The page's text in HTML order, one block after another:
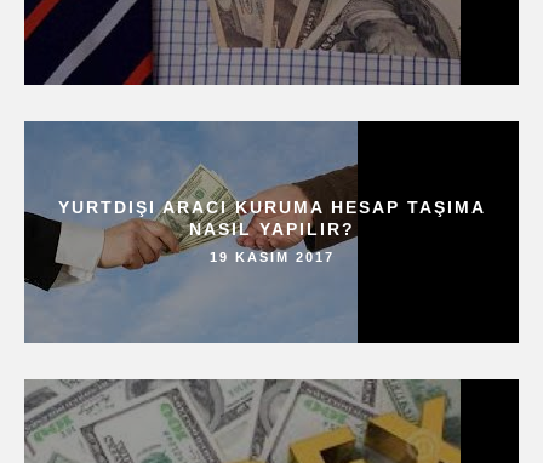
YURTDIŞI ARACI KURUMA HESAP TAŞIMA
NASIL YAPILIR?
19 KASIM 2017